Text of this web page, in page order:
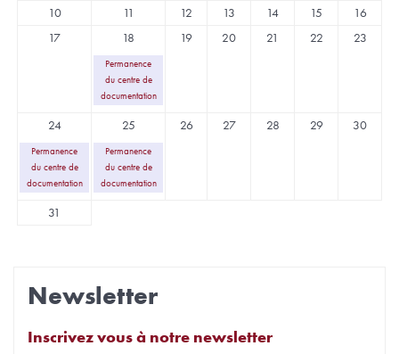
10
11 12 13 14 15
16
17
18
Permanence
du centre de
documentation
19 20 21 22 23
24
Permanence
du centre de
documentation
25
Permanence
du centre de
documentation
26 27 28 29 30
31
Newsletter
Inscrivez vous à notre newsletter